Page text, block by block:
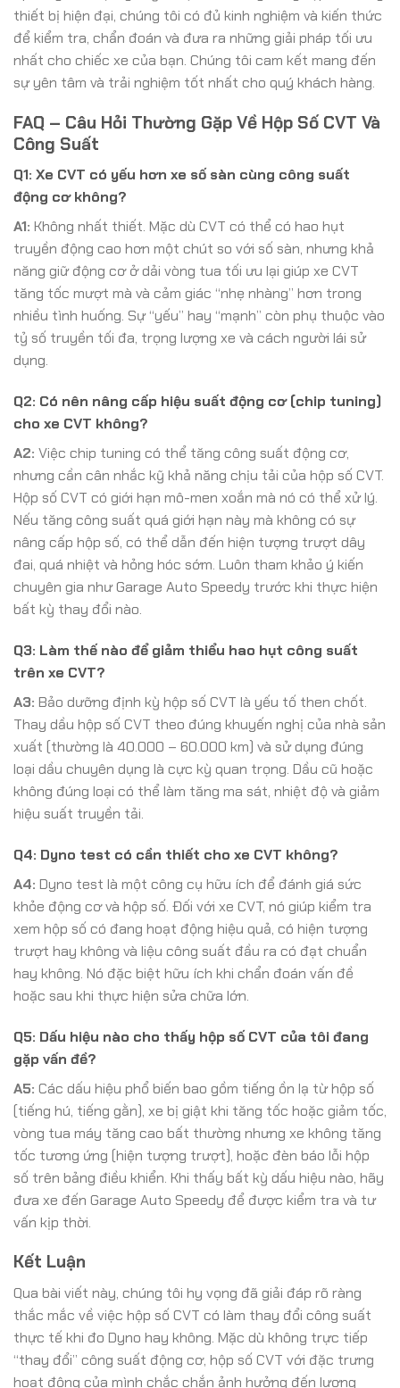
thiết bị hiện đại, chúng tôi có đủ kinh nghiệm và kiến thức
để kiểm tra, chẩn đoán và đưa ra những giải pháp tối ưu
nhất cho chiếc xe của bạn. Chúng tôi cam kết mang đến
sự yên tâm và trải nghiệm tốt nhất cho quý khách hàng.
FAQ – Câu Hỏi Thường Gặp Về Hộp Số CVT Và
Công Suất
Q1: Xe CVT có yếu hơn xe số sàn cùng công suất
động cơ không?
A1: Không nhất thiết. Mặc dù CVT có thể có hao hụt
truyền động cao hơn một chút so với số sàn, nhưng khả
năng giữ động cơ ở dải vòng tua tối ưu lại giúp xe CVT
tăng tốc mượt mà và cảm giác “nhẹ nhàng” hơn trong
nhiều tình huống. Sự “yếu” hay “mạnh” còn phụ thuộc vào
tỷ số truyền tối đa, trọng lượng xe và cách người lái sử
dụng.
Q2: Có nên nâng cấp hiệu suất động cơ (chip tuning)
cho xe CVT không?
A2: Việc chip tuning có thể tăng công suất động cơ,
nhưng cần cân nhắc kỹ khả năng chịu tải của hộp số CVT.
Hộp số CVT có giới hạn mô-men xoắn mà nó có thể xử lý.
Nếu tăng công suất quá giới hạn này mà không có sự
nâng cấp hộp số, có thể dẫn đến hiện tượng trượt dây
đai, quá nhiệt và hỏng hóc sớm. Luôn tham khảo ý kiến
chuyên gia như Garage Auto Speedy trước khi thực hiện
bất kỳ thay đổi nào.
Q3: Làm thế nào để giảm thiểu hao hụt công suất
trên xe CVT?
A3: Bảo dưỡng định kỳ hộp số CVT là yếu tố then chốt.
Thay dầu hộp số CVT theo đúng khuyến nghị của nhà sản
xuất (thường là 40.000 – 60.000 km) và sử dụng đúng
loại dầu chuyên dụng là cực kỳ quan trọng. Dầu cũ hoặc
không đúng loại có thể làm tăng ma sát, nhiệt độ và giảm
hiệu suất truyền tải.
Q4: Dyno test có cần thiết cho xe CVT không?
A4: Dyno test là một công cụ hữu ích để đánh giá sức
khỏe động cơ và hộp số. Đối với xe CVT, nó giúp kiểm tra
xem hộp số có đang hoạt động hiệu quả, có hiện tượng
trượt hay không và liệu công suất đầu ra có đạt chuẩn
hay không. Nó đặc biệt hữu ích khi chẩn đoán vấn đề
hoặc sau khi thực hiện sửa chữa lớn.
Q5: Dấu hiệu nào cho thấy hộp số CVT của tôi đang
gặp vấn đề?
A5: Các dấu hiệu phổ biến bao gồm tiếng ồn lạ từ hộp số
(tiếng hú, tiếng gằn), xe bị giật khi tăng tốc hoặc giảm tốc,
vòng tua máy tăng cao bất thường nhưng xe không tăng
tốc tương ứng (hiện tượng trượt), hoặc đèn báo lỗi hộp
số trên bảng điều khiển. Khi thấy bất kỳ dấu hiệu nào, hãy
đưa xe đến Garage Auto Speedy để được kiểm tra và tư
vấn kịp thời.
Kết Luận
Qua bài viết này, chúng tôi hy vọng đã giải đáp rõ ràng
thắc mắc về việc hộp số CVT có làm thay đổi công suất
thực tế khi đo Dyno hay không. Mặc dù không trực tiếp
“thay đổi” công suất động cơ, hộp số CVT với đặc trưng
hoạt động của mình chắc chắn ảnh hưởng đến lượng